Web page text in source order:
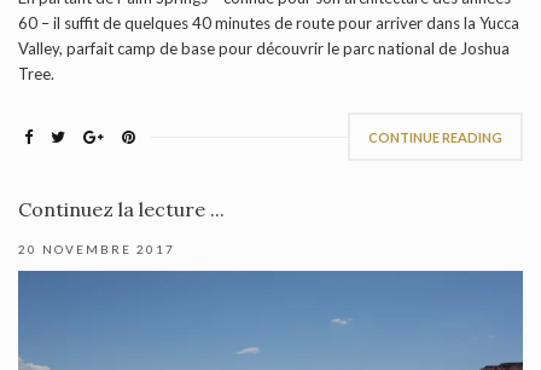
60 – il suffit de quelques 40 minutes de route pour arriver dans la Yucca
Valley, parfait camp de base pour découvrir le parc national de Joshua
Tree.
CONTINUE READING
Continuez la lecture ...
20 NOVEMBRE 2017